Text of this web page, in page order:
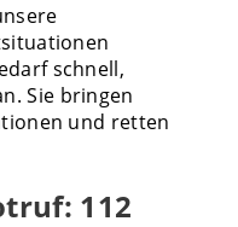
schnell,
Sie bringen
und retten
112